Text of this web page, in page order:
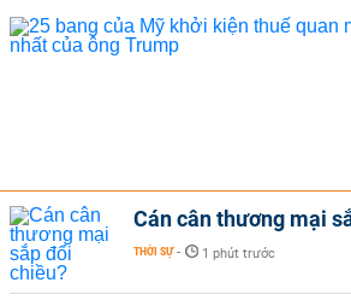
Cán cân thương mại
THỜI SỰ - 1 phút trước